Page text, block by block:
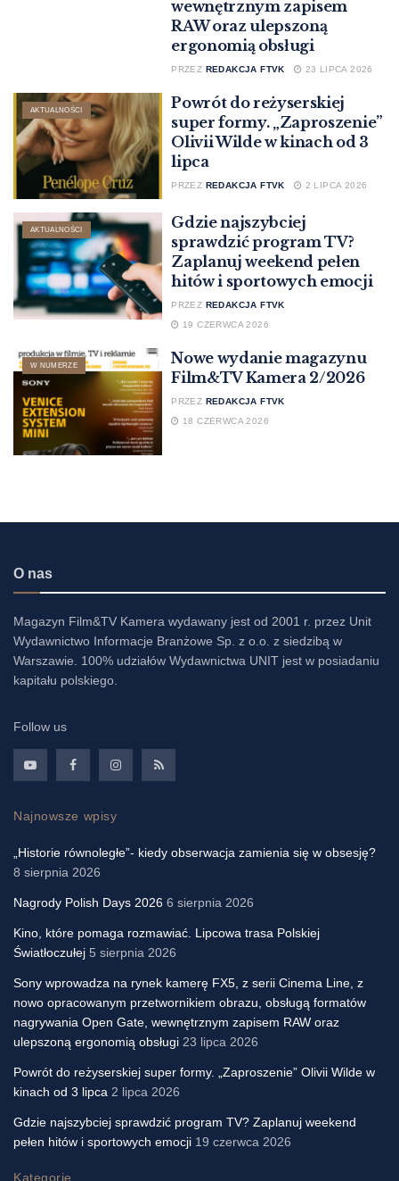
wewnętrznym zapisem
RAW oraz ulepszoną
ergonomią obsługi
PRZEZ REDAKCJA FTVK 23 LIPCA 2026
AKTUALNOŚCI
Powrót do reżyserskiej
super formy. „Zaproszenie”
Olivii Wilde w kinach od 3
lipca
PRZEZ REDAKCJA FTVK 2 LIPCA 2026
AKTUALNOŚCI
Gdzie najszybciej
sprawdzić program TV?
Zaplanuj weekend pełen
hitów i sportowych emocji
PRZEZ REDAKCJA FTVK
19 CZERWCA 2026
W NUMERZE
Nowe wydanie magazynu
Film&TV Kamera 2/2026
PRZEZ REDAKCJA FTVK
18 CZERWCA 2026
O nas
Magazyn Film&TV Kamera wydawany jest od 2001 r. przez Unit
Wydawnictwo Informacje Branżowe Sp. z o.o. z siedzibą w
Warszawie. 100% udziałów Wydawnictwa UNIT jest w posiadaniu
kapitału polskiego.
Follow us
Najnowsze wpisy
„Historie równoległe”- kiedy obserwacja zamienia się w obsesję?
8 sierpnia 2026
Nagrody Polish Days 2026 6 sierpnia 2026
Kino, które pomaga rozmawiać. Lipcowa trasa Polskiej
Światłoczułej 5 sierpnia 2026
Sony wprowadza na rynek kamerę FX5, z serii Cinema Line, z
nowo opracowanym przetwornikiem obrazu, obsługą formatów
nagrywania Open Gate, wewnętrznym zapisem RAW oraz
ulepszoną ergonomią obsługi 23 lipca 2026
Powrót do reżyserskiej super formy. „Zaproszenie” Olivii Wilde w
kinach od 3 lipca 2 lipca 2026
Gdzie najszybciej sprawdzić program TV? Zaplanuj weekend
pełen hitów i sportowych emocji 19 czerwca 2026
Kategorie